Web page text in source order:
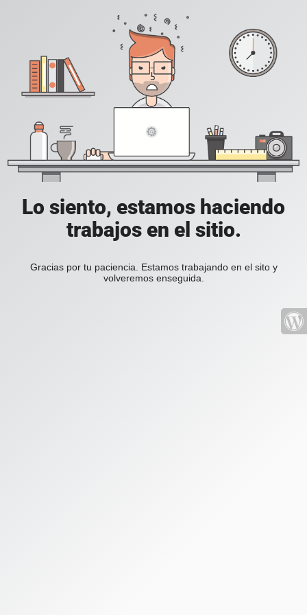
Lo siento, estamos haciendo
trabajos en el sitio.
Gracias por tu paciencia. Estamos trabajando en el sito y
volveremos enseguida.